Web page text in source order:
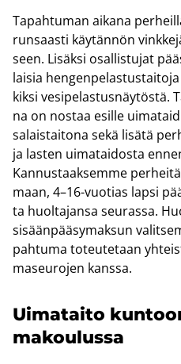
Ta­pah­tu­man ai­ka­na
run­saas­ti käy­tän­nön
seen. Li­säk­si osal­lis­tu­jat
lai­sia
kik­si ve­si­pe­las­tus­näy­tös­tä.
na on nos­taa esil­le
sa­lais­tai­to­na sekä li­sä­tä
ja las­ten ui­ma­tai­dos­ta
Kan­nus­taak­sem­me
maan, 4–16-​vuotias lapsi
ta huol­ta­jan­sa seu­ras­sa.
si­sään­pää­sy­mak­sun
pah­tu­ma to­teu­te­taan
ma­seu­ro­jen kans­sa.
Ui­ma­tai­to
ma­kou­lus­sa